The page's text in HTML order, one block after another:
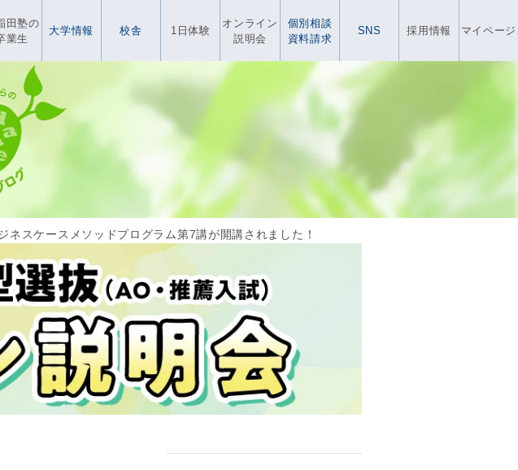
田塾の
業生
大学情報 校舎 1日体験
オンライン
説明会
個別相談
資料請求
SNS 採用情報 マイページ
ネスケースメソッドプログラム第7講が開講されました！